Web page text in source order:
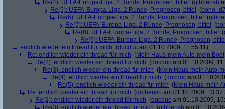
Re(4): UEFA-Europa-Liga, 2 Runde, Prognosen, bitte! (gibberish
Re(5): UEFA-Europa-Liga, 2 Runde, Prognosen, bitte! (
Re(6): UEFA-Europa-Liga, 2 Runde, Prognosen, bitte! (
Re(7): UEFA-Europa-Liga, 2 Runde, Prognosen, bitte! (
Re(8): UEFA-Europa-Liga, 2 Runde, Prognosen, bitte! (
Re(9): UEFA-Europa-Liga, 2 Runde, Prognosen,
endlich wieder ein thread für mich (ducduc am 01.10.2009, 11:55:11)
Re: endlich wieder ein thread für mich (Mein Haus-mein Auto-mein Boot
Re(2): endlich wieder ein thread für mich (ducduc am 01.10.2009,
Re(3): endlich wieder ein thread für mich (Mein Haus-mein Auto-
Re(4): endlich wieder ein thread für mich (ducduc am
Re(5): endlich wieder ein thread für mich (Mein Haus-mein
Re: endlich wieder ein thread für mich (gibberish am 01.10.2009,
Re(2): endlich wieder ein thread für mich (ducduc am 01.10.2009,
Re(3): endlich wieder ein thread für mich (gibberish am